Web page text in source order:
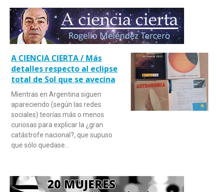
A CIENCIA CIERTA / Más
detalles respecto al eclipse
total de Sol que se avecina
Mientras en Argentina siguen
apareciendo (según las redes
sociales) teorías más o menos
curiosas para explicar la ¿gran
catástrofe nacional?, que supuso
que sólo quedase…